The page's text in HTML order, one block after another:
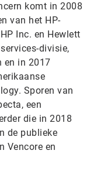
komt in 2008
van het HP-
Inc. en Hewlett
divisie,
en in 2017
Sporen van
een
die in 2018
de publieke
Vencore en